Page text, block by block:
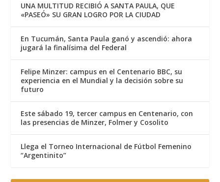
UNA MULTITUD RECIBIÓ A SANTA PAULA, QUE
«PASEÓ» SU GRAN LOGRO POR LA CIUDAD
En Tucumán, Santa Paula ganó y ascendió: ahora
jugará la finalísima del Federal
Felipe Minzer: campus en el Centenario BBC, su
experiencia en el Mundial y la decisión sobre su
futuro
Este sábado 19, tercer campus en Centenario, con
las presencias de Minzer, Folmer y Cosolito
Llega el Torneo Internacional de Fútbol Femenino
“Argentinito”